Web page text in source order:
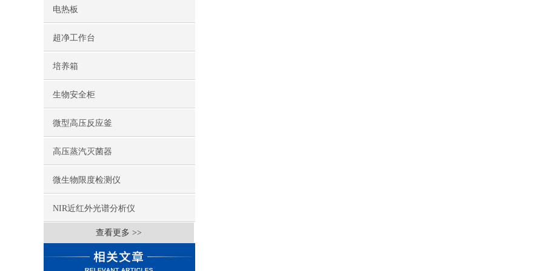
电热板
超净工作台
培养箱
生物安全柜
微型高压反应釜
高压蒸汽灭菌器
微生物限度检测仪
NIR近红外光谱分析仪
查看更多 >>